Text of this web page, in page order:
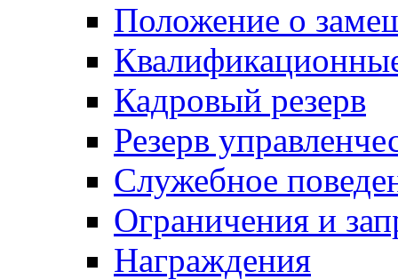
Положение о
Кадровый резерв
Резерв
Служебное
Ограничения и
Награждения